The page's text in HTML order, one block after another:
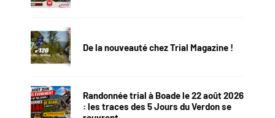
De la nouveauté chez Trial Magazine !
Randonnée trial à Boade le 22 août 2026
: les traces des 5 Jours du Verdon se